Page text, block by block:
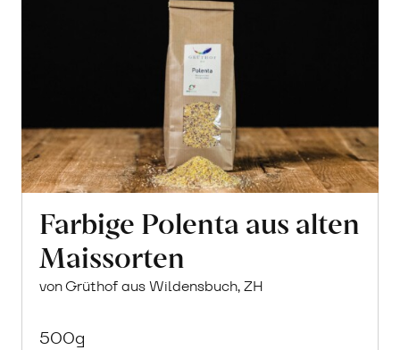
Farbige Polenta aus alten
Maissorten
von Grüthof aus Wildensbuch, ZH
500g